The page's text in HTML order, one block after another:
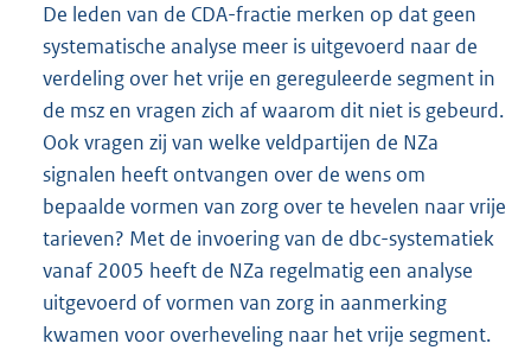
De leden van de CDA-fractie merken op dat geen
systematische analyse meer is uitgevoerd naar de
verdeling over het vrije en gereguleerde segment in
de msz en vragen zich af waarom dit niet is gebeurd.
Ook vragen zij van welke veldpartijen de NZa
signalen heeft ontvangen over de wens om
bepaalde vormen van zorg over te hevelen naar vrije
tarieven? Met de invoering van de dbc-systematiek
vanaf 2005 heeft de NZa regelmatig een analyse
uitgevoerd of vormen van zorg in aanmerking
kwamen voor overheveling naar het vrije segment.